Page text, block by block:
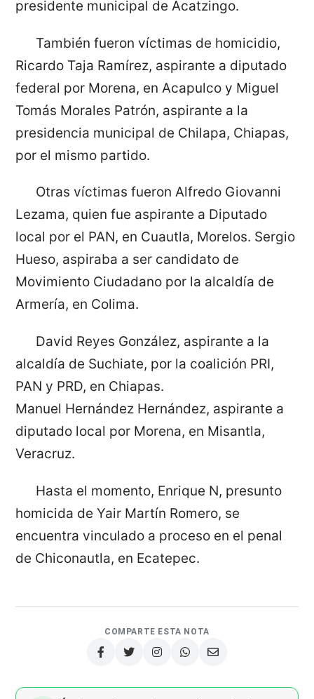
presidente municipal de Acatzingo.
También fueron víctimas de homicidio,
Ricardo Taja Ramírez, aspirante a diputado
federal por Morena, en Acapulco y Miguel
Tomás Morales Patrón, aspirante a la
presidencia municipal de Chilapa, Chiapas,
por el mismo partido.
Otras víctimas fueron Alfredo Giovanni
Lezama, quien fue aspirante a Diputado
local por el PAN, en Cuautla, Morelos. Sergio
Hueso, aspiraba a ser candidato de
Movimiento Ciudadano por la alcaldía de
Armería, en Colima.
David Reyes González, aspirante a la
alcaldía de Suchiate, por la coalición PRI,
PAN y PRD, en Chiapas.
Manuel Hernández Hernández, aspirante a
diputado local por Morena, en Misantla,
Veracruz.
Hasta el momento, Enrique N, presunto
homicida de Yair Martín Romero, se
encuentra vinculado a proceso en el penal
de Chiconautla, en Ecatepec.
COMPARTE ESTA NOTA